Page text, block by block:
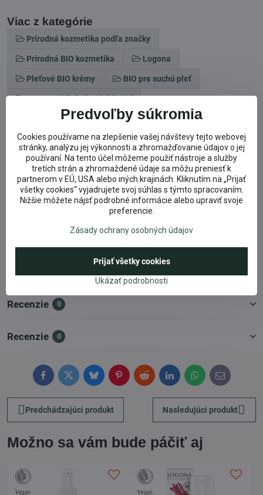
Viac z kategórie
Prírodná kozmetika podľa značky
Prírodná BIO kozmetika Logona
Pleťové BIO krémy BIO pre suchú pleť
BIO pre citlivú alergickú pleť
BIO pre zrelú pleť a vrásky
Logona Pleťová kozmetika
Denné prírodné BIO krémy a fluidy
Nočné prírodné BIO krémy a fluidy na tvár
Doplnkové informácie
Logona Pleťová kozmetika
Recenzie 0
Recenzie 0
FacebookTwitterBlueskyPinterestRedditLinkedInWhatsApp
E-
mail
Predchádzajúci produkt Nasledujúci produkt
Možno sa vám bude páčiť aj
Predvoľby súkromia
Cookies používame na zlepšenie vašej návštevy tejto webovej
stránky, analýzu jej výkonnosti a zhromažďovanie údajov o jej
používaní. Na tento účel môžeme použiť nástroje a služby
tretích strán a zhromaždené údaje sa môžu preniesť k
partnerom v EÚ, USA alebo iných krajinách. Kliknutím na „Prijať
všetky cookies“ vyjadrujete svoj súhlas s týmto spracovaním.
Nižšie môžete nájsť podrobné informácie alebo upraviť svoje
preferencie.
Zásady ochrany osobných údajov
Ukázať podrobnosti
Prijať všetky cookies